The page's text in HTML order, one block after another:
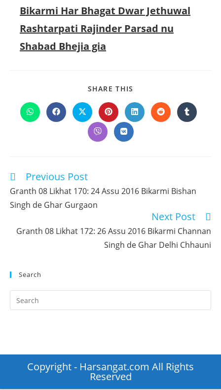
Bikarmi Har Bhagat Dwar Jethuwal
Rashtarpati Rajinder Parsad nu
Shabad Bhejia gia
SHARE THIS
CONTENT
Opens
in
Opens
in
Opens
in
new
window
Opens
in
new
window
Opens
in
Opens
in
Opens
in
Opens
in
Opens
in
Read
articles
Previous Post
Granth 08 Likhat 170: 24 Assu 2016 Bikarmi Bishan
Singh de Ghar Gurgaon
Next Post
Granth 08 Likhat 172: 26 Assu 2016 Bikarmi Channan
Singh de Ghar Delhi Chhauni
Search
Copyright - Harsangat.com All Rights
Reserved